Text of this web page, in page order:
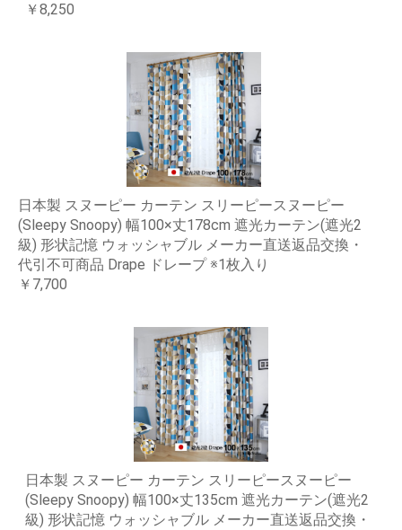
￥8,250
日本製 スヌーピー カーテン スリーピースヌーピー
(Sleepy Snoopy) 幅100×丈178cm 遮光カーテン(遮光2
級) 形状記憶 ウォッシャブル メーカー直送返品交換・
代引不可商品 Drape ドレープ ※1枚入り
￥7,700
日本製 スヌーピー カーテン スリーピースヌーピー
(Sleepy Snoopy) 幅100×丈135cm 遮光カーテン(遮光2
級) 形状記憶 ウォッシャブル メーカー直送返品交換・